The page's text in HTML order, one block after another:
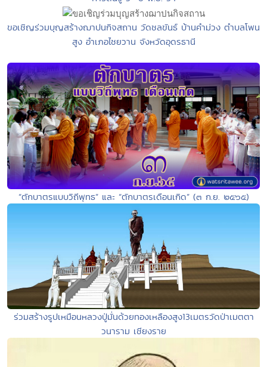
ขอเชิญร่วมบุญสร้างฌาปนกิจสถาน วัดชลขันธ์ บ้านคำม่วง ตำบลโพน
สูง อำเภอไชยวาน จังหวัดอุดรธานี
“ตักบาตรแบบวิถีพุทธ” และ “ตักบาตรเดือนเกิด” (๓ ก.ย. ๒๕๖๕)
ร่วมสร้างรูปเหมือนหลวงปู่มั่นด้วยทองเหลืองสูง13เมตรวัดป่าเมตตา
วนาราม เชียงราย